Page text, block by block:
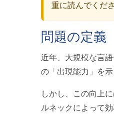
重に読んでくださ
問題の定義
近年、大規模な言
の「出現能力」を
しかし、この向上
ルネックによって